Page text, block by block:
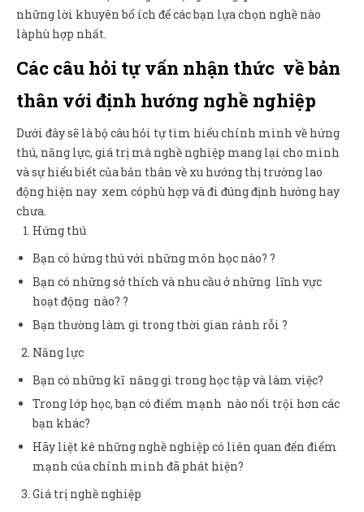
những lời khuyên bổ ích để các bạn lựa chọn nghề nào
làphù hợp nhất.
Các câu hỏi tự vấn nhận thức về bản
thân với định hướng nghề nghiệp
Dưới đây sẽ là bộ câu hỏi tự tìm hiểu chính mình về hứng
thú, năng lực, giá trị mà nghề nghiệp mang lại cho mình
và sự hiểu biết của bản thân về xu hướng thị trường lao
động hiện nay xem cóphù hợp và đi đúng định hướng hay
chưa.
Hứng thú
Bạn có hứng thú với những môn học nào? ?
Bạn có những sở thích và nhu cầu ở những lĩnh vực
hoạt động nào? ?
Bạn thường làm gì trong thời gian rảnh rỗi ?
Năng lực
Bạn có những kĩ năng gì trong học tập và làm việc?
Trong lớp học, bạn có điểm mạnh nào nổi trội hơn các
bạn khác?
Hãy liệt kê những nghề nghiệp có liên quan đến điểm
mạnh của chính mình đã phát hiện?
Giá trị nghề nghiệp